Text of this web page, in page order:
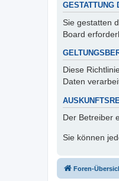
GESTATTUNG
Sie gestatten
Board
Diese
Daten
Der Betreiber
Sie können
Foren-